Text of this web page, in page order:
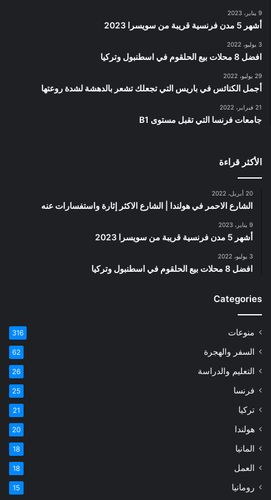
9 يناير، 2023
أشهر 5 مدن فرنسية قريبة من سويسرا 2023
3 يوليو، 2022
افضل 8 محلات بيع الحلقوم في اسطنبول وتركيا
29 يوليو، 2022
أجمل الكنائس في باريس التي تجعلك تشعر بالدهشة لشدة روعتها
21 فبراير، 2022
جامعات فرنسا التي تقبل مستوى B1
الأكثر قراءة
20 أبريل، 2022
الشارع الاحمر في هولندا | الشارع الاكثر إثارة واستفسارات عنه
9 يناير، 2023
أشهر 5 مدن فرنسية قريبة من سويسرا 2023
3 يوليو، 2022
افضل 8 محلات بيع الحلقوم في اسطنبول وتركيا
Categories
منوعات 316
السفر والهجرة 62
التعليم والدراسة 26
فرنسا 25
تركيا 21
هولندا 20
المانيا 18
العمل 18
رومانيا 15